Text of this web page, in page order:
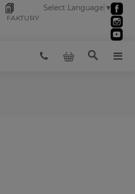
FAKTURY
Select Language ▼